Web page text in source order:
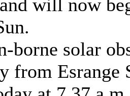
will now
borne solar
from Esrange